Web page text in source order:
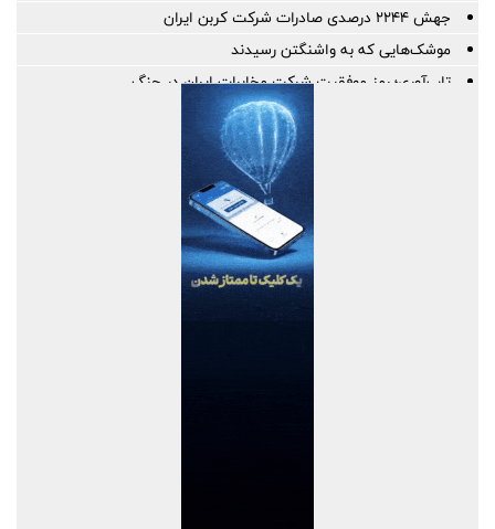
جهش ۲۲۴۴ درصدی صادرات شرکت کربن ایران
موشک‌هایی که به واشنگتن رسیدند
تاب‌آوری؛ رمز موفقیت شرکت مخابرات ایران در جنگ
خبرنگاری؛ میان رسالتِ حقیقت و چالش‌های عصر جدید
رسانه‌های تخصصی بخشی از مسیر تسهیل تجارت/ خبرنگاران همراهان
پروژه‌های آسیب‌دیده از جنگ با بهره‌گیری از مهندسی ارزش بازسازی
پاسخ به پرسش‌های پرتکرار فعالان اقتصادی در قالب پادکست
پیشنهادات راهبردی بخش‌خصوصی برای افزایش تاب‌آوری در تجارت غذا